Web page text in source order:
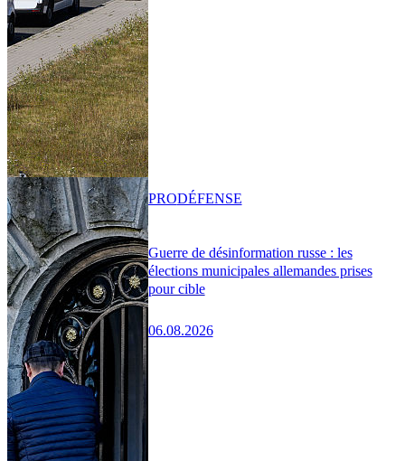
Guerre de désinformation russe : les
élections municipales allemandes prises
pour cible
06.08.2026
PRODÉFENSE